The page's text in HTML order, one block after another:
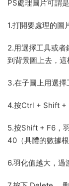
PS處理圖片可謂
1.打開要處理的圖
2.用選擇工具或
到背景圖上去，
3.在子圖上用選
4.按Ctrl + Shift +
5.按Shift + F6，
40（具體的數據
6.羽化值越大，過